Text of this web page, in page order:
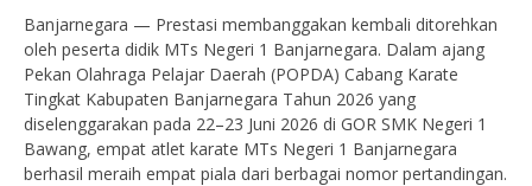
Banjarnegara — Prestasi membanggakan kembali ditorehkan
oleh peserta didik MTs Negeri 1 Banjarnegara. Dalam ajang
Pekan Olahraga Pelajar Daerah (POPDA) Cabang Karate
Tingkat Kabupaten Banjarnegara Tahun 2026 yang
diselenggarakan pada 22–23 Juni 2026 di GOR SMK Negeri 1
Bawang, empat atlet karate MTs Negeri 1 Banjarnegara
berhasil meraih empat piala dari berbagai nomor pertandingan.